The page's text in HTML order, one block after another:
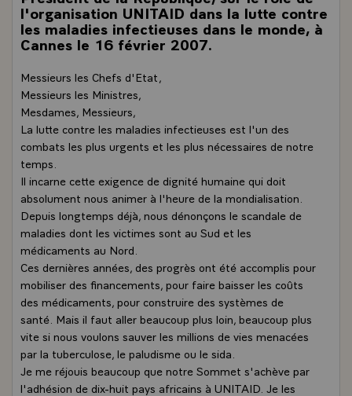
l'organisation UNITAID dans la lutte contre
les maladies infectieuses dans le monde, à
Cannes le 16 février 2007.
Messieurs les Chefs d'Etat,
Messieurs les Ministres,
Mesdames, Messieurs,
La lutte contre les maladies infectieuses est l'un des
combats les plus urgents et les plus nécessaires de notre
temps.
Il incarne cette exigence de dignité humaine qui doit
absolument nous animer à l'heure de la mondialisation.
Depuis longtemps déjà, nous dénonçons le scandale de
maladies dont les victimes sont au Sud et les
médicaments au Nord.
Ces dernières années, des progrès ont été accomplis pour
mobiliser des financements, pour faire baisser les coûts
des médicaments, pour construire des systèmes de
santé. Mais il faut aller beaucoup plus loin, beaucoup plus
vite si nous voulons sauver les millions de vies menacées
par la tuberculose, le paludisme ou le sida.
Je me réjouis beaucoup que notre Sommet s'achève par
l'adhésion de dix-huit pays africains à UNITAID. Je les